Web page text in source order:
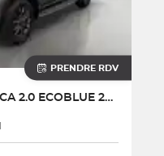
PRENDRE RDV
RANGER DCA 2.0 ECOBLUE 205 CH S&S BVA10 e-4WD